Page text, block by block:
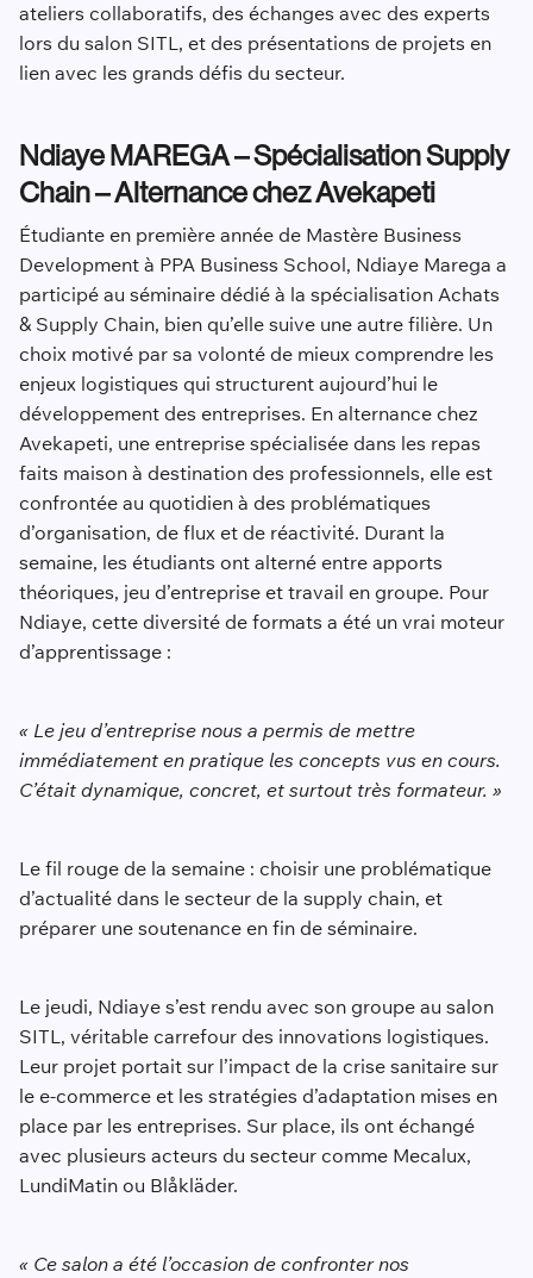
ateliers collaboratifs, des échanges avec des experts
lors du salon SITL, et des présentations de projets en
lien avec les grands défis du secteur.
Ndiaye MAREGA – Spécialisation Supply
Chain – Alternance chez Avekapeti
Étudiante en première année de Mastère Business
Development à PPA Business School, Ndiaye Marega a
participé au séminaire dédié à la spécialisation Achats
& Supply Chain, bien qu’elle suive une autre filière. Un
choix motivé par sa volonté de mieux comprendre les
enjeux logistiques qui structurent aujourd’hui le
développement des entreprises. En alternance chez
Avekapeti, une entreprise spécialisée dans les repas
faits maison à destination des professionnels, elle est
confrontée au quotidien à des problématiques
d’organisation, de flux et de réactivité. Durant la
semaine, les étudiants ont alterné entre apports
théoriques, jeu d’entreprise et travail en groupe. Pour
Ndiaye, cette diversité de formats a été un vrai moteur
d’apprentissage :
« Le jeu d’entreprise nous a permis de mettre
immédiatement en pratique les concepts vus en cours.
C’était dynamique, concret, et surtout très formateur. »
Le fil rouge de la semaine : choisir une problématique
d’actualité dans le secteur de la supply chain, et
préparer une soutenance en fin de séminaire.
Le jeudi, Ndiaye s’est rendu avec son groupe au salon
SITL, véritable carrefour des innovations logistiques.
Leur projet portait sur l’impact de la crise sanitaire sur
le e-commerce et les stratégies d’adaptation mises en
place par les entreprises. Sur place, ils ont échangé
avec plusieurs acteurs du secteur comme Mecalux,
LundiMatin ou Blåkläder.
« Ce salon a été l’occasion de confronter nos